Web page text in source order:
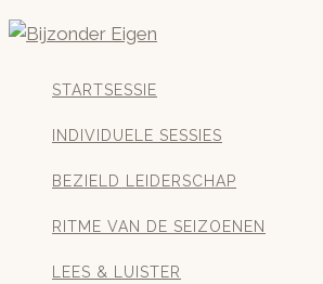
Ga
STARTSESSIE
INDIVIDUELE SESSIES
BEZIELD LEIDERSCHAP
RITME VAN DE SEIZOENEN
LEES & LUISTER